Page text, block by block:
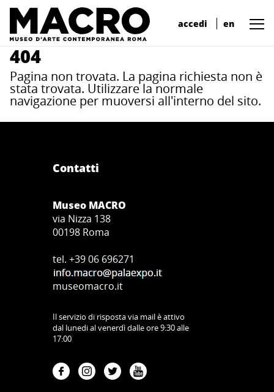
accedi en
404
Pagina non trovata. La pagina richiesta non è
stata trovata. Utilizzare la normale
navigazione per muoversi all'interno del sito.
Contatti
Museo MACRO
via Nizza 138
00198 Roma
tel. +39 06 696271
museomacro.it
Il servizio di risposta via mail è attivo
dal lunedi al venerdì dalle ore 9:30 alle
17:00